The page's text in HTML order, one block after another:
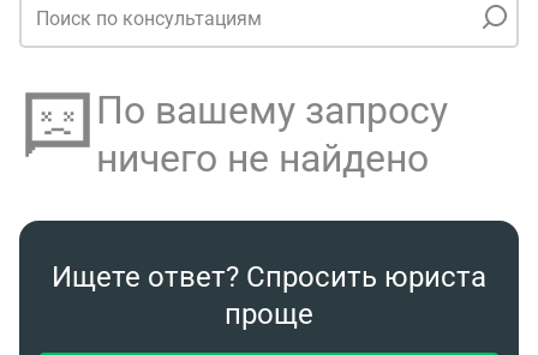
По вашему запросу
ничего не найдено
Ищете ответ? Спросить юриста
проще